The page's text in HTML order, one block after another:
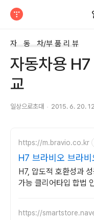
자 동 차/부 품 리 뷰
자동차용
교
일상으로초대 2015. 6. 20.
https://m.bravio.co.kr
H7 브라비오 브라비
H7, 압도적 호환성과
가능 클리어타입 합법
https://